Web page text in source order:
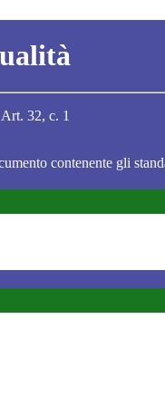
32, c. 1
contenente gli